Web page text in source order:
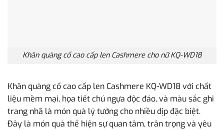
Khăn quàng cổ cao cấp len Cashmere cho nữ KQ-WD18
Khăn quàng cổ cao cấp len Cashmere KQ-WD18 với chất
liệu mềm mại, họa tiết chú ngựa độc đáo, và màu sắc ghi
trang nhã là món quà lý tưởng cho nhiều dịp đặc biệt.
Đây là món quà thể hiện sự quan tâm, trân trọng và yêu